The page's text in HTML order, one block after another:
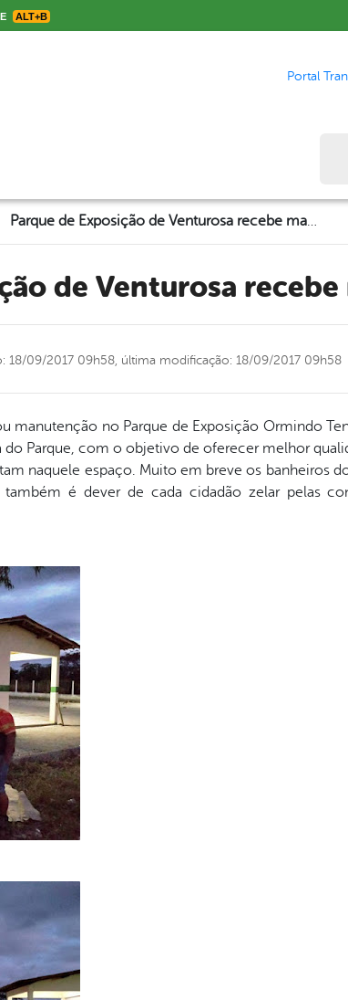
ALT+B
Portal
Parque de Exposição de Venturosa recebe manutenção!
de Venturosa
18/09/2017 09h58, última modificação: 18/09/2017 09h58
manutenção no Parque de Exposição Ormindo
Parque, com o objetivo de oferecer melhor
naquele espaço. Muito em breve os banheiros
é dever de cada cidadão zelar pelas